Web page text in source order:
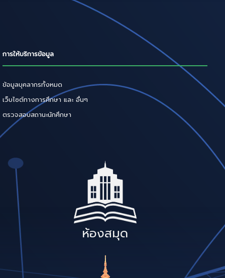
การให้บริการข้อมูล
ข้อมูลบุคลากรทั้งหมด
เว็บไซต์ทางการศึกษา และ อื่นๆ
ตรวจสอบสถานะนักศึกษา
ห้องสมุด